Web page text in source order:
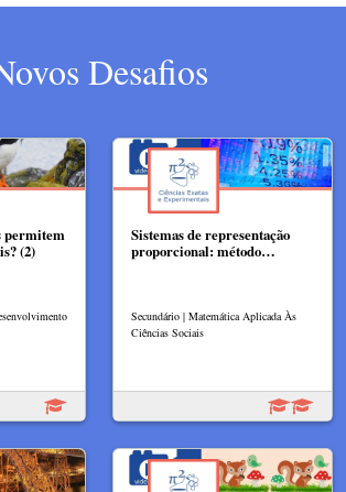
Desafios
permitem
(2)
Sistemas de representação
proporcional: método…
Secundário | Matemática Aplicada Às
Ciências Sociais